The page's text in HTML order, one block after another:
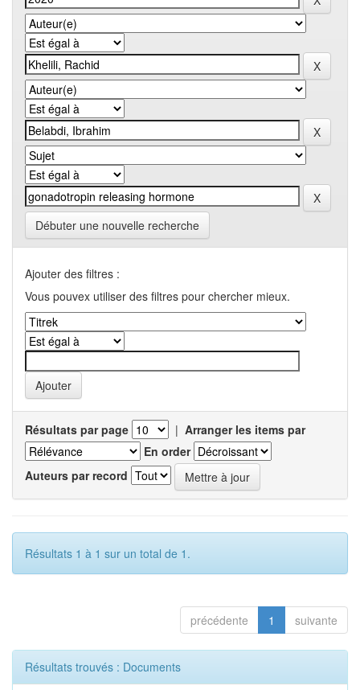
Débuter une nouvelle recherche
Ajouter des filtres :
Vous pouvex utiliser des filtres pour chercher mieux.
Résultats par page | Arranger les items par
En order
Auteurs par record
Résultats 1 à 1 sur un total de 1.
précédente 1 suivante
Résultats trouvés : Documents